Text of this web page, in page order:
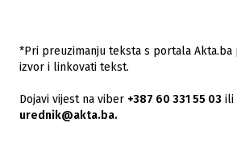
*Pri preuzimanju teksta s portala
izvor i linkovati tekst.
Dojavi vijest na viber +387 60 331 55 03 ili
urednik@akta.ba.